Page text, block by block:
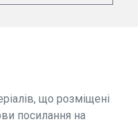
що розміщені
посилання на